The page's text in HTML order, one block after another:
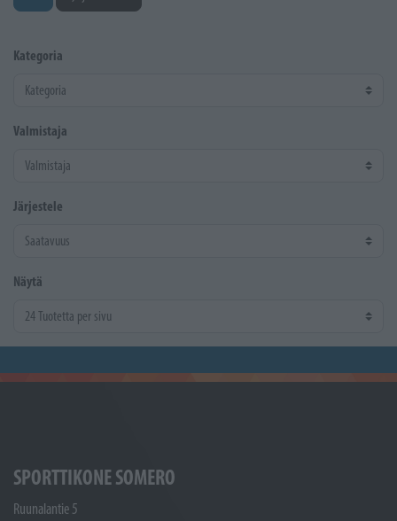
Kategoria
Valmistaja
Järjestele
Näytä
SPORTTIKONE SOMERO
Ruunalantie 5